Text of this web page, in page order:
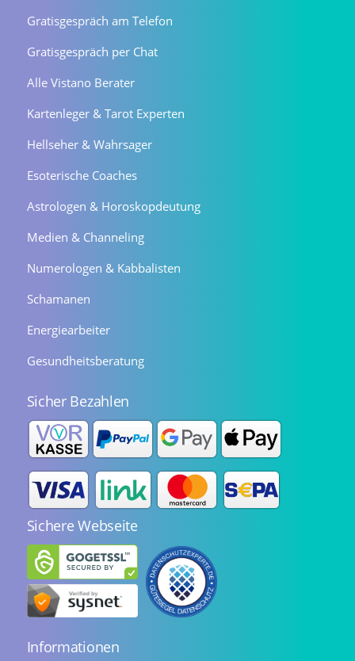
Gratisgespräch am Telefon
Gratisgespräch per Chat
Alle Vistano Berater
Kartenleger & Tarot Experten
Hellseher & Wahrsager
Esoterische Coaches
Astrologen & Horoskopdeutung
Medien & Channeling
Numerologen & Kabbalisten
Schamanen
Energiearbeiter
Gesundheitsberatung
Sicher Bezahlen
Sichere Webseite
Informationen